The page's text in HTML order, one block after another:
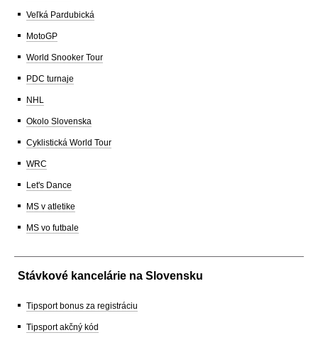
Veľká Pardubická
MotoGP
World Snooker Tour
PDC turnaje
NHL
Okolo Slovenska
Cyklistická World Tour
WRC
Let's Dance
MS v atletike
MS vo futbale
Stávkové kancelárie na Slovensku
Tipsport bonus za registráciu
Tipsport akčný kód